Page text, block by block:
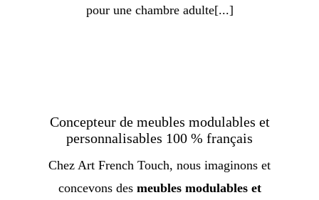
pour une chambre adulte[...]
Concepteur de meubles modulables et
personnalisables 100 % français
Chez Art French Touch, nous imaginons et
concevons des meubles modulables et